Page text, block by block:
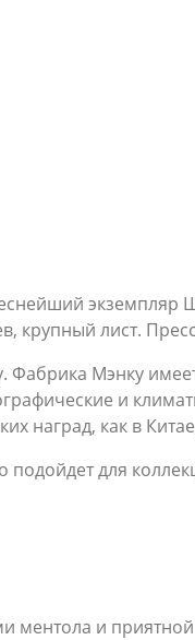
экземпляр
крупный лист.
Фабрика Мэнку
и
наград, как в
для
ментола и